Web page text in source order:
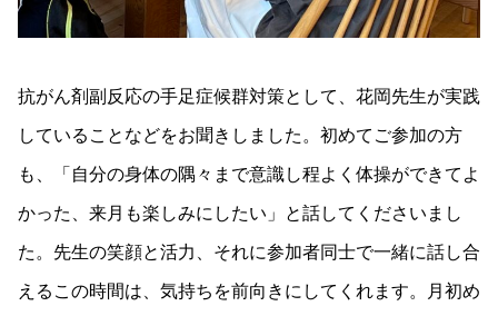
抗がん剤副反応の手足症候群対策として、花岡先生が実践
していることなどをお聞きしました。初めてご参加の方
も、「自分の身体の隅々まで意識し程よく体操ができてよ
かった、来月も楽しみにしたい」と話してくださいまし
た。先生の笑顔と活力、それに参加者同士で一緒に話し合
えるこの時間は、気持ちを前向きにしてくれます。月初め